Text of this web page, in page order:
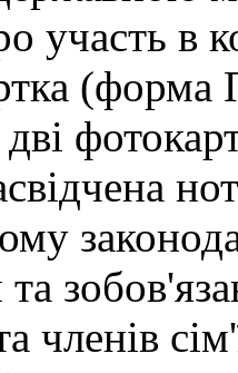
участь в
членів